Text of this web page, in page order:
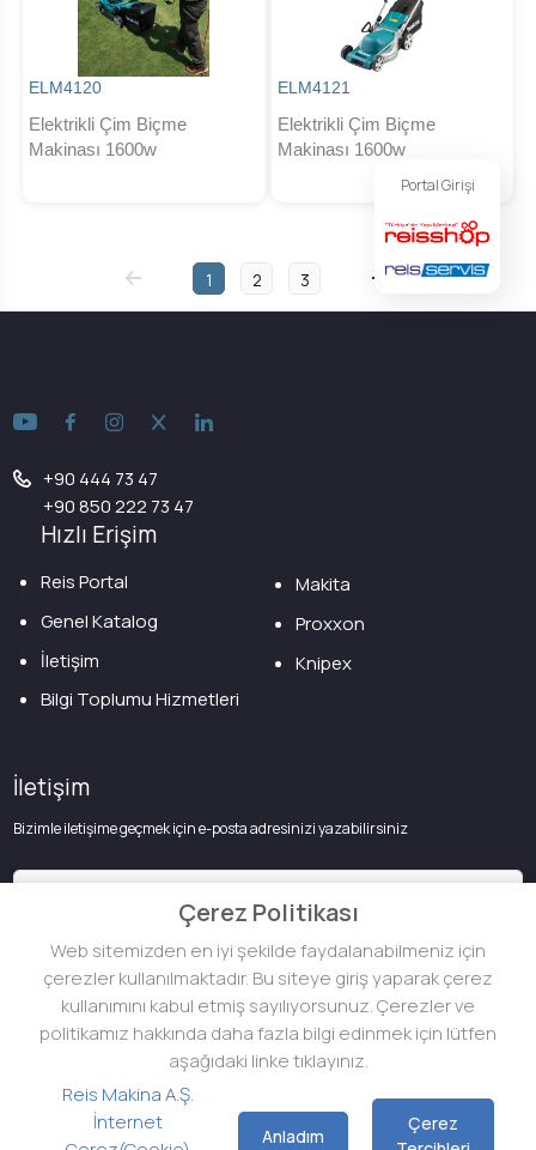
ELM4120
Elektrikli Çim Biçme
Makinası 1600w
ELM4121
Elektrikli Çim Biçme
Makinası 1600w
1 2 3
Portal Girişi
+90 444 73 47
+90 850 222 73 47
Hızlı Erişim
Reis Portal
Genel Katalog
İletişim
Bilgi Toplumu Hizmetleri
Makita
Proxxon
Knipex
İletişim
Bizimle iletişime geçmek için e-posta adresinizi yazabilirsiniz
Reis Makina ©2026.Tüm Hakları Saklıdır Topçu Holding
Çerez Politikası
Web sitemizden en iyi şekilde faydalanabilmeniz için
çerezler kullanılmaktadır. Bu siteye giriş yaparak çerez
kullanımını kabul etmiş sayılıyorsunuz. Çerezler ve
politikamız hakkında daha fazla bilgi edinmek için lütfen
aşağıdaki linke tıklayınız.
Reis Makina A.Ş.
İnternet
Anladım
Çerez